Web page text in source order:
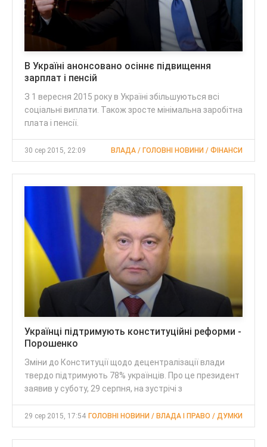
В Україні анонсовано осіннє підвищення
зарплат і пенсій
З 1 вересня 2015 року в Україні збільшуються всі
соціальні виплати. Також зросте мінімальна заробітна
плата і пенсії.
30 сер 2015, 22:09 ВЛАДА / ГОЛОВНІ НОВИНИ / ФІНАНСИ
Українці підтримують конституційні реформи -
Порошенко
Зміни до Конституції щодо децентралізації влади
твердо підтримують 78% українців. Про це президент
заявив у суботу, 29 серпня, на зустрічі з
29 сер 2015, 17:54 ГОЛОВНІ НОВИНИ / ВЛАДА І ПРАВО / ДУМКИ